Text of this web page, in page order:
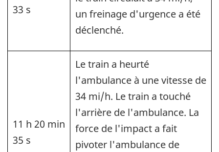
33 s
un freinage d'urgence a été
déclenché.
11 h 20 min
35 s
Le train a heurté
l'ambulance à une vitesse de
34 mi/h. Le train a touché
l'arrière de l'ambulance. La
force de l'impact a fait
pivoter l'ambulance de